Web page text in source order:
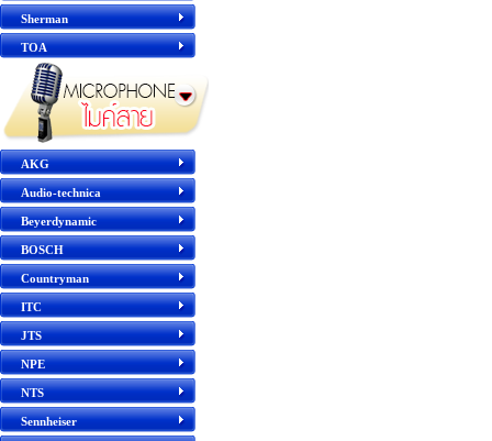
Sherman
TOA
AKG
Audio-technica
Beyerdynamic
BOSCH
Countryman
ITC
JTS
NPE
NTS
Sennheiser